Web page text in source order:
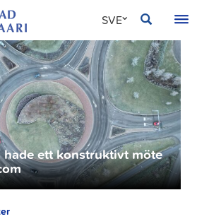
SVE
FIN
ENG
hade ett konstruktivt möte